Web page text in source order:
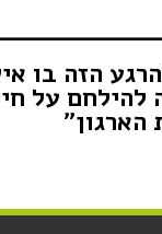
הזה בו
להילחם על
הארגון"